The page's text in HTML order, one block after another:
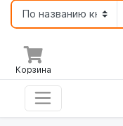
Корзина